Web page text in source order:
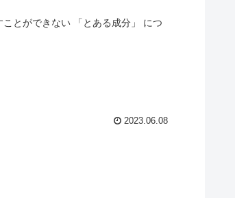
とができない 「とある成分」 につ
2023.06.08